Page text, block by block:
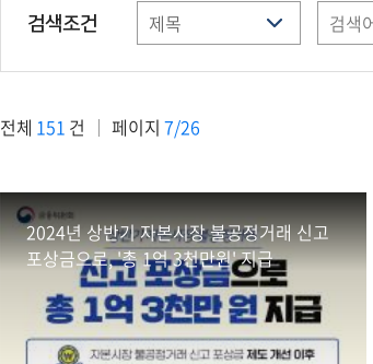
검색조건
전체 151 건 페이지 7/26
2024년 상반기 자본시장 불공정거래 신고
포상금으로, '총 1억 3천만원' 지급